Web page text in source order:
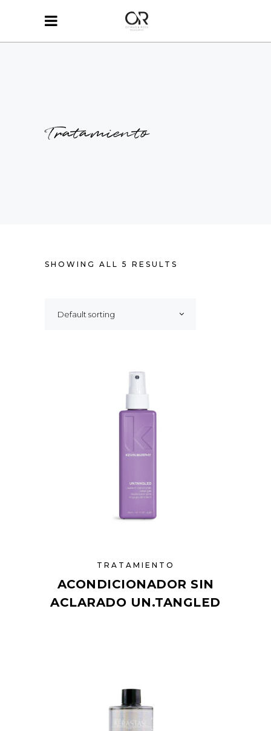
Tratamiento
SHOWING ALL 5 RESULTS
Default sorting
TRATAMIENTO
ACONDICIONADOR SIN
ACLARADO UN.TANGLED